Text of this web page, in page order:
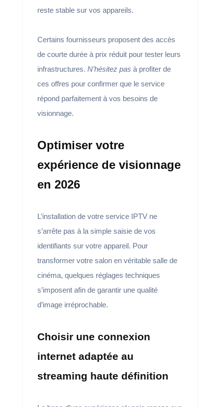
reste stable sur vos appareils.
Certains fournisseurs proposent des accès
de courte durée à prix réduit pour tester leurs
infrastructures. N’hésitez pas à profiter de
ces offres pour confirmer que le service
répond parfaitement à vos besoins de
visionnage.
Optimiser votre
expérience de visionnage
en 2026
L’installation de votre service IPTV ne
s’arrête pas à la simple saisie de vos
identifiants sur votre appareil. Pour
transformer votre salon en véritable salle de
cinéma, quelques réglages techniques
s’imposent afin de garantir une qualité
d’image irréprochable.
Choisir une connexion
internet adaptée au
streaming haute définition